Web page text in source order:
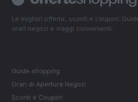
Le migliori offerte, sconti e coupon.
orari negozi e viaggi convenienti.
Guide shopping
Orari di Apertura Negozi
Sconti e Coupon